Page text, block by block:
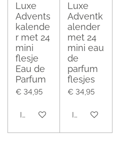
Luxe
Advents
kalende
r met 24
mini
flesje
Eau de
Parfum
€ 34,95
In winkelwagen
Luxe
Adventk
alender
met 24
mini eau
de
parfum
flesjes
€ 34,95
In winkelwagen